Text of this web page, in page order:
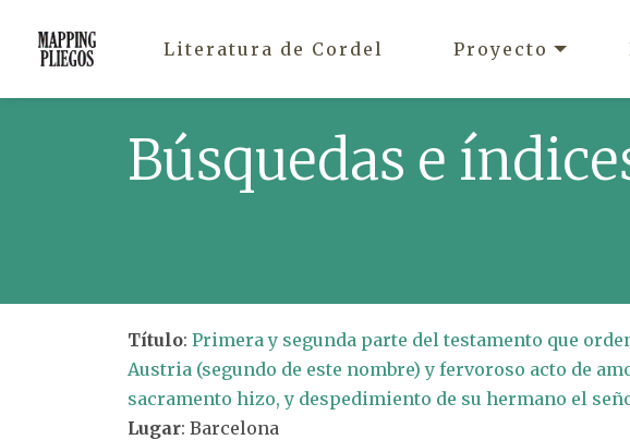
Literatura de Cordel Proyecto
Búsquedas e
Título: Primera y segunda parte del testamento que
Austria (segundo de este nombre) y fervoroso acto de
sacramento hizo, y despedimiento de su hermano el
Lugar: Barcelona